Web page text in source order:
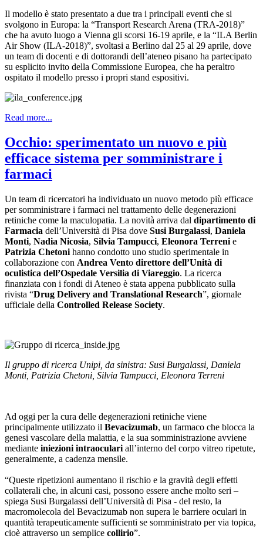
Il modello è stato presentato a due tra i principali eventi che si
svolgono in Europa: la “Transport Research Arena (TRA-2018)”
che ha avuto luogo a Vienna gli scorsi 16-19 aprile, e la “ILA Berlin
Air Show (ILA-2018)”, svoltasi a Berlino dal 25 al 29 aprile, dove
un team di docenti e di dottorandi dell’ateneo pisano ha partecipato
su esplicito invito della Commissione Europea, che ha peraltro
ospitato il modello presso i propri stand espositivi.
Read more...
Occhio: sperimentato un nuovo e più
efficace sistema per somministrare i
farmaci
Un team di ricercatori ha individuato un nuovo metodo più efficace
per somministrare i farmaci nel trattamento delle degenerazioni
retiniche come la maculopatia. La novità arriva dal dipartimento di
Farmacia dell’Università di Pisa dove Susi Burgalassi, Daniela
Monti, Nadia Nicosia, Silvia Tampucci, Eleonora Terreni e
Patrizia Chetoni hanno condotto uno studio sperimentale in
collaborazione con Andrea Vento direttore dell’Unità di
oculistica dell’Ospedale Versilia di Viareggio. La ricerca
finanziata con i fondi di Ateneo è stata appena pubblicato sulla
rivista “Drug Delivery and Translational Research”, giornale
ufficiale della Controlled Release Society.
Il gruppo di ricerca Unipi, da sinistra: Susi Burgalassi, Daniela
Monti, Patrizia Chetoni, Silvia Tampucci, Eleonora Terreni
Ad oggi per la cura delle degenerazioni retiniche viene
principalmente utilizzato il Bevacizumab, un farmaco che blocca la
genesi vascolare della malattia, e la sua somministrazione avviene
mediante iniezioni intraoculari all’interno del corpo vitreo ripetute,
generalmente, a cadenza mensile.
“Queste ripetizioni aumentano il rischio e la gravità degli effetti
collaterali che, in alcuni casi, possono essere anche molto seri –
spiega Susi Burgalassi dell’Università di Pisa - del resto, la
macromolecola del Bevacizumab non supera le barriere oculari in
quantità terapeuticamente sufficienti se somministrato per via topica,
cioè attraverso un semplice collirio”.